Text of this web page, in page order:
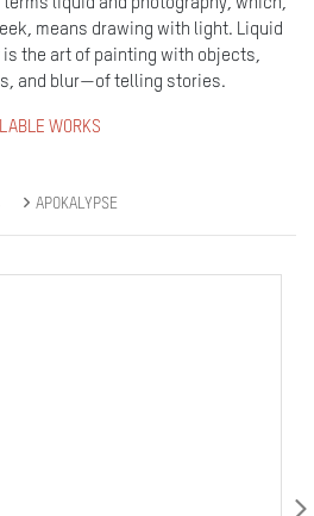
means drawing with light. Liquid
is the art of painting with objects,
and blur—of telling stories.
WORKS
APOKALYPSE